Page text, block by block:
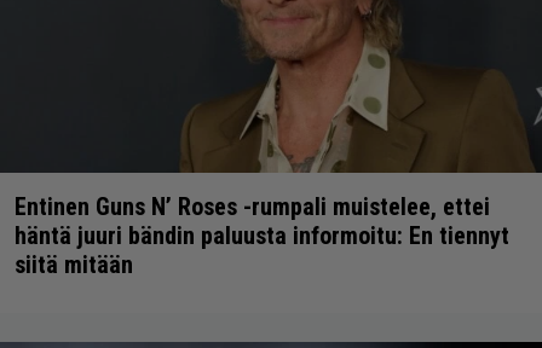
Entinen Guns N’ Roses -rumpali muistelee, ettei
häntä juuri bändin paluusta informoitu: En tiennyt
siitä mitään